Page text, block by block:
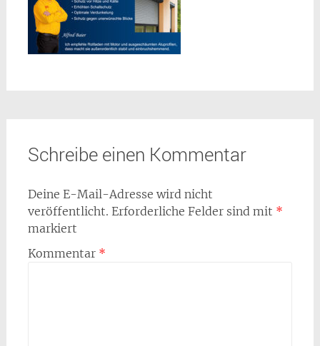
Schreibe einen Kommentar
Deine E-Mail-Adresse wird nicht
veröffentlicht. Erforderliche Felder sind mit *
markiert
Kommentar *